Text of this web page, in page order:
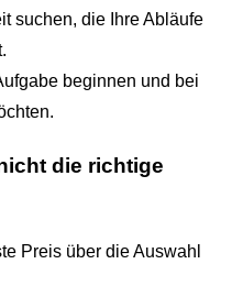
suchen, die Ihre Abläufe
beginnen und bei
die richtige
Preis über die Auswahl